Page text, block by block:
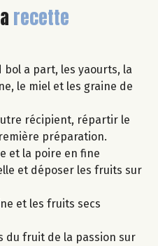
recette
bol a part, les yaourts, la
le miel et les graine de
récipient, répartir le
préparation.
et la poire en fine
et déposer les fruits sur
et les fruits secs
du fruit de la passion sur